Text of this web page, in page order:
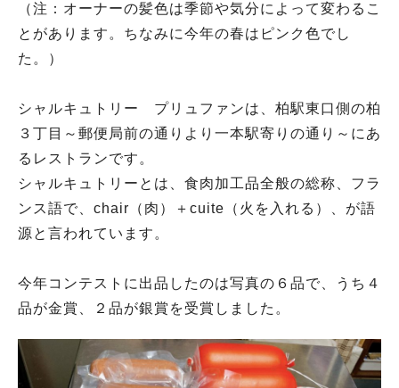
（注：オーナーの髪色は季節や気分によって変わるこ
とがあります。ちなみに今年の春はピンク色でし
た。）
シャルキュトリー プリュファンは、柏駅東口側の柏
３丁目～郵便局前の通りより一本駅寄りの通り～にあ
るレストランです。
シャルキュトリーとは、食肉加工品全般の総称、フラ
ンス語で、chair（肉）＋cuite（火を入れる）、が語
源と言われています。
今年コンテストに出品したのは写真の６品で、うち４
品が金賞、２品が銀賞を受賞しました。